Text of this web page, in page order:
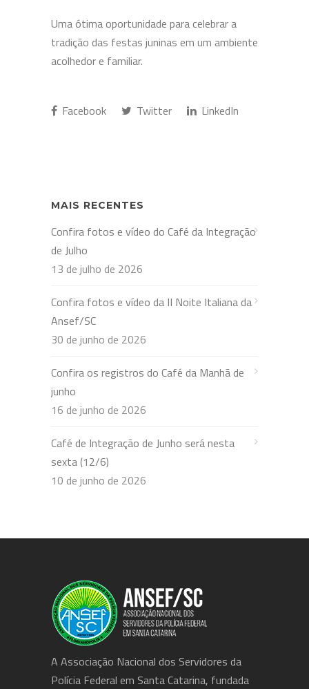
Uma ótima oportunidade para celebrar a
tradição das festas juninas em um ambiente
acolhedor e familiar.
Facebook Twitter LinkedIn
MAIS RECENTES
Confira fotos e vídeo do Café da Integração
de Julho
13 de julho de 2026
Confira fotos e vídeo da II Noite Italiana da
Ansef/SC
30 de junho de 2026
Confira os registros do Café da Manhã de
junho
16 de junho de 2026
Café de Integração de Junho será nesta
sexta (12/6)
10 de junho de 2026
A Associação Nacional dos Servidores da
Polícia Federal em Santa Catarina, fundada